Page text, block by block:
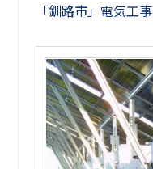
「釧路市」電気工事